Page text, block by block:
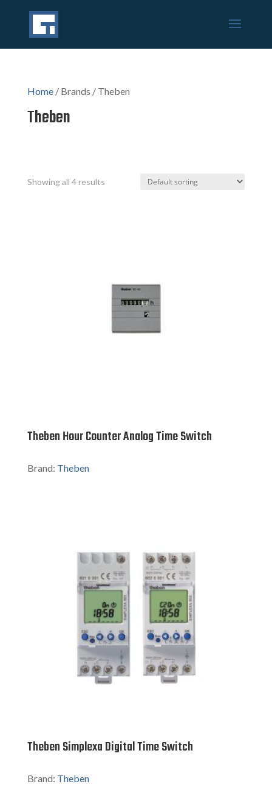
Home/ Brands / Theben
Theben
Showing all 4 results
Theben Hour Counter Analog Time Switch
Brand: Theben
Theben Simplexa Digital Time Switch
Brand: Theben